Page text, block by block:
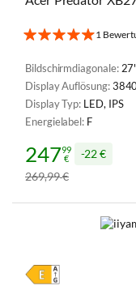
1
Bildschirmdiagonale:
Display Auflösung:
Display Typ: LED, IPS
Energielabel: F
24799
€
22 €
269,99€